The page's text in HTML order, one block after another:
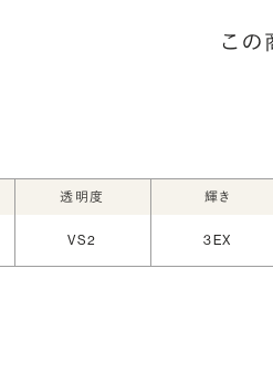
この
透明度 輝き
VS2 3EX